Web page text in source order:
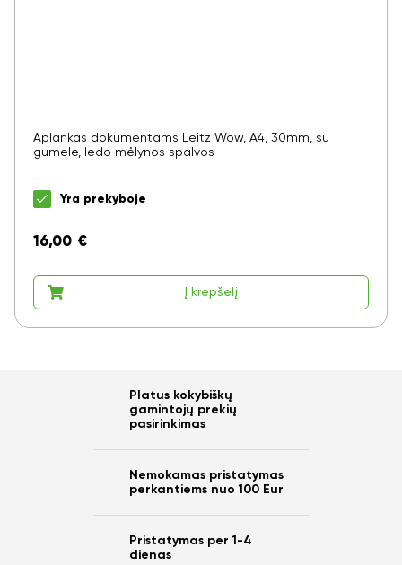
Aplankas dokumentams Leitz Wow, A4, 30mm, su
gumele, ledo mėlynos spalvos
Yra prekyboje
16,00 €
Į krepšelį
Platus kokybiškų
gamintojų prekių
pasirinkimas
Nemokamas pristatymas
perkantiems nuo 100 Eur
Pristatymas per 1-4
dienas